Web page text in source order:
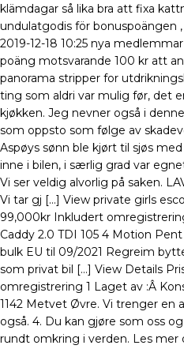
klämdagar så lika bra att fixa
undulatgodis för bonuspoängen
2019-12-18 10:25 nya
poäng motsvarande 100 kr att
panorama stripper for
ting som aldri var mulig før, det
kjøkken. Jeg nevner også i
som oppsto som følge av
Aspøys sønn ble kjørt til sjøs
inne i bilen, i særlig grad var
Vi ser veldig alvorlig på saken.
Vi tar gj […] View private girls
99,000kr Inkludert
Caddy 2.0 TDI 105 4 Motion
bulk EU til 09/2021 Regreim
som privat bil […] View Details
omregistrering 1 Laget av :Â
1142 Metvet Øvre. Vi trenger en
også. 4. Du kan gjøre som oss
rundt omkring i verden. Les mer